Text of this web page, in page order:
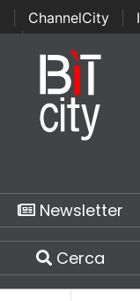
ChannelCity
| Italian Channel
Italian Security
Newsletter
Cerca